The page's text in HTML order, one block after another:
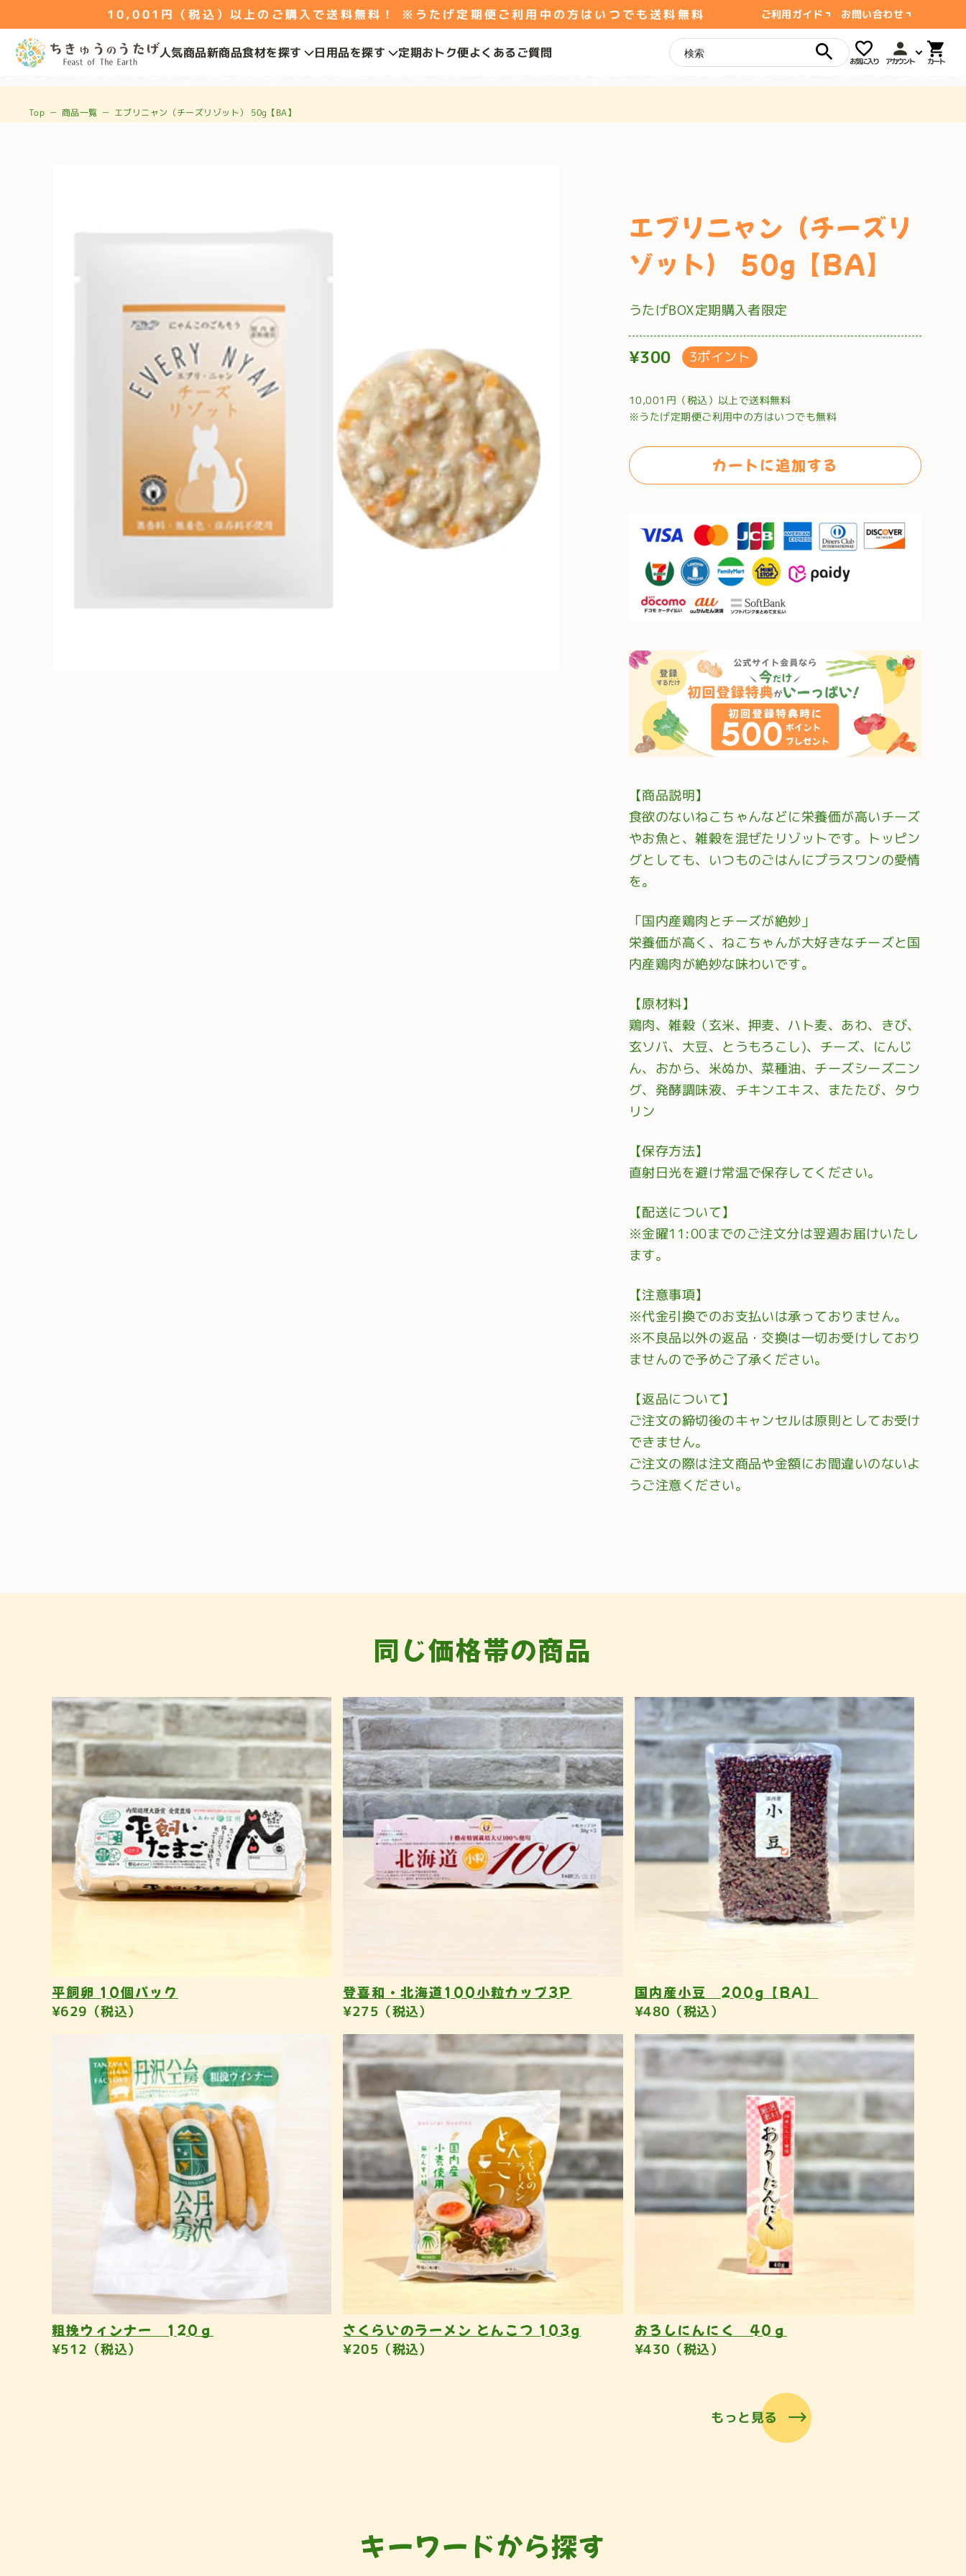
10,001円（税込）以上のご購入で送料無料！ ※うたげ定期便ご利用中の方はいつでも送料無料 ご利用ガイド お問い合わせ
人気商品新商品食材を探す 日用品を探す 定期おトク便よくあるご質問
アカウント
お気に入り
Top － 商品一覧 － エブリニャン（チーズリゾット） 50g【BA】
エブリニャン（チーズリ
ゾット） 50g【BA】
うたげBOX定期購入者限定
通
価
¥300 3ポイント
10,001円（税込）以上で送料無料
※うたげ定期便ご利用中の方はいつでも無料
カートに追加する
【商品説明】
食欲のないねこちゃんなどに栄養価が高いチーズ
やお魚と、雑穀を混ぜたリゾットです。トッピン
グとしても、いつものごはんにプラスワンの愛情
を。
「国内産鶏肉とチーズが絶妙」
栄養価が高く、ねこちゃんが大好きなチーズと国
内産鶏肉が絶妙な味わいです。
【原材料】
鶏肉、雑穀（玄米、押麦、ハト麦、あわ、きび、
玄ソバ、大豆、とうもろこし)、チーズ、にんじ
ん、おから、米ぬか、菜種油、チーズシーズニン
グ、発酵調味液、チキンエキス、またたび、タウ
リン
【保存方法】
直射日光を避け常温で保存してください。
【配送について】
※金曜11:00までのご注文分は翌週お届けいたし
ます。
【注意事項】
※代金引換でのお支払いは承っておりません。
※不良品以外の返品・交換は一切お受けしており
ませんので予めご了承ください。
【返品について】
ご注文の締切後のキャンセルは原則としてお受け
できません。
ご注文の際は注文商品や金額にお間違いのないよ
うご注意ください。
同じ価格帯の商品
平飼卵 10個パック
¥629（税込）
登喜和・北海道100小粒カップ3P
¥275（税込）
国内産小豆 200g【BA】
¥480（税込）
粗挽ウィンナー 120ｇ
¥512（税込）
さくらいのラーメン とんこつ 103g
¥205（税込）
おろしにんにく 40ｇ
¥430（税込）
もっと見る
キーワードから探す